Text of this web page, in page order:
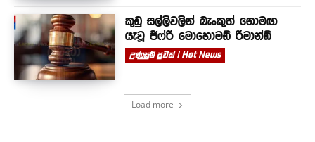
කුඩු සල්ලිවලින් බැංකුත් නොමඟ
යැවූ ජිෆ්රි මොහොමඩ් රිමාන්ඩ්
උණුසුම් පුවත් | Hot News
Load more